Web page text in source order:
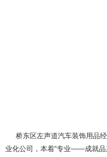
桥东区左声道汽车装饰用品经营
业化公司，本着“专业——成就品